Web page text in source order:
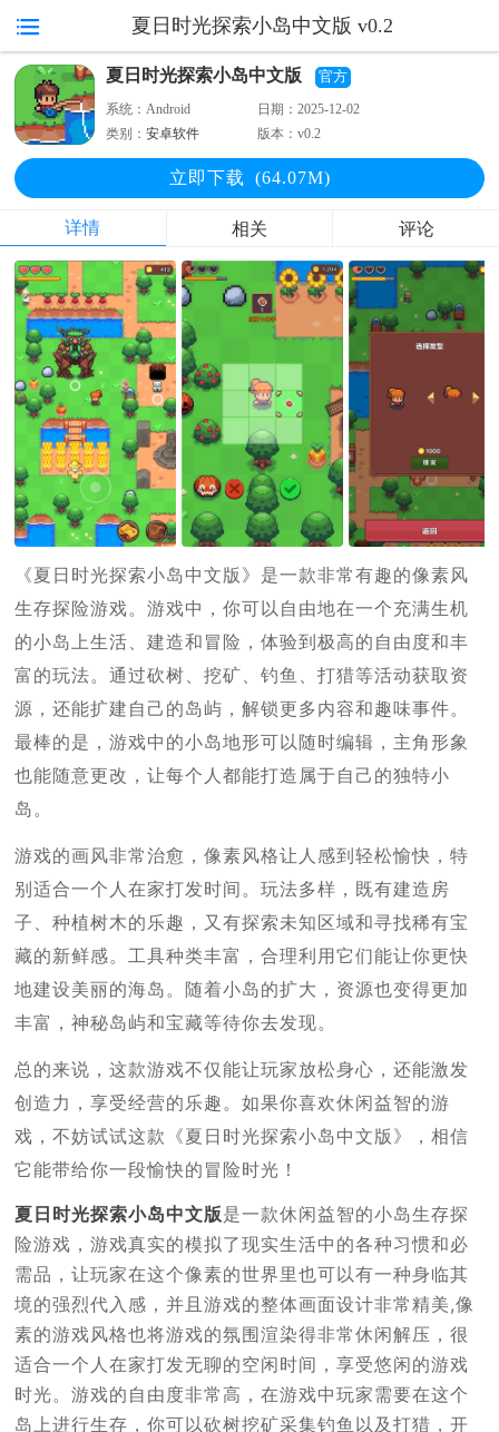
夏日时光探索小岛中文版 v0.2
夏日时光探索小岛中文版 官方
系统：Android 日期：2025-12-02
类别：安卓软件 版本：v0.2
立即下载 (64.07M)
详情 相关 评论
《夏日时光探索小岛中文版》是一款非常有趣的像素风
生存探险游戏。游戏中，你可以自由地在一个充满生机
的小岛上生活、建造和冒险，体验到极高的自由度和丰
富的玩法。通过砍树、挖矿、钓鱼、打猎等活动获取资
源，还能扩建自己的岛屿，解锁更多内容和趣味事件。
最棒的是，游戏中的小岛地形可以随时编辑，主角形象
也能随意更改，让每个人都能打造属于自己的独特小
岛。
游戏的画风非常治愈，像素风格让人感到轻松愉快，特
别适合一个人在家打发时间。玩法多样，既有建造房
子、种植树木的乐趣，又有探索未知区域和寻找稀有宝
藏的新鲜感。工具种类丰富，合理利用它们能让你更快
地建设美丽的海岛。随着小岛的扩大，资源也变得更加
丰富，神秘岛屿和宝藏等待你去发现。
总的来说，这款游戏不仅能让玩家放松身心，还能激发
创造力，享受经营的乐趣。如果你喜欢休闲益智的游
戏，不妨试试这款《夏日时光探索小岛中文版》，相信
它能带给你一段愉快的冒险时光！
夏日时光探索小岛中文版是一款休闲益智的小岛生存探
险游戏，游戏真实的模拟了现实生活中的各种习惯和必
需品，让玩家在这个像素的世界里也可以有一种身临其
境的强烈代入感，并且游戏的整体画面设计非常精美,像
素的游戏风格也将游戏的氛围渲染得非常休闲解压，很
适合一个人在家打发无聊的空闲时间，享受悠闲的游戏
时光。游戏的自由度非常高，在游戏中玩家需要在这个
岛上进行生存，你可以砍树挖矿采集钓鱼以及打猎，开